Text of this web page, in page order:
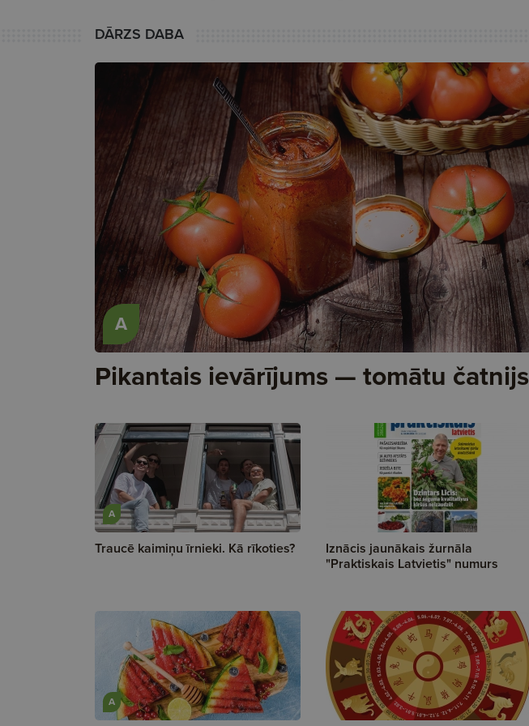
DĀRZS DABA
A
Pikantais ievārījums — tomātu čatnijs
A
Traucē kaimiņu īrnieki. Kā rīkoties?
Iznācis jaunākais žurnāla
"Praktiskais Latvietis" numurs
A